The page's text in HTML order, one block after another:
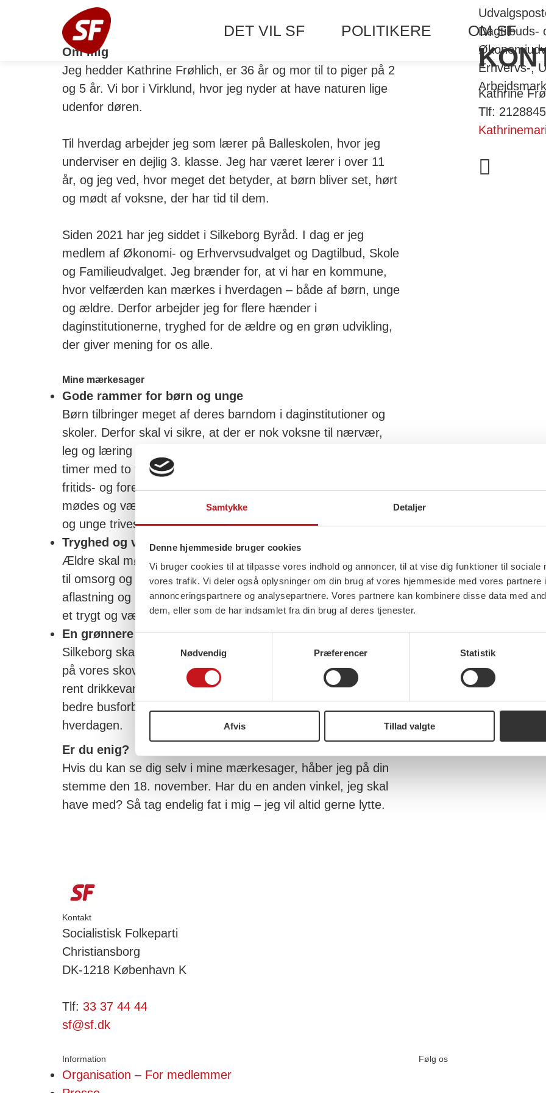
Samtykke Detaljer
Denne hjemmeside bruger cookies
Vi bruger cookies til at tilpasse vores indhold og annoncer, til at vise dig funktioner til sociale
vores trafik. Vi deler også oplysninger om din brug af vores hjemmeside med vores partnere
annonceringspartnere og analysepartnere. Vores partnere kan kombinere disse data med
dem, eller som de har indsamlet fra din brug af deres tjenester.
Nødvendig
Præferencer Statistik
Afvis Tillad valgte
DET VIL SF POLITIKERE OM SF
Dagtilbuds-
Erhvervs-,
Om mig
Jeg hedder Kathrine Frøhlich, er 36 år og mor til to piger på 2
og 5 år. Vi bor i Virklund, hvor jeg nyder at have naturen lige
udenfor døren.
Til hverdag arbejder jeg som lærer på Balleskolen, hvor jeg
underviser en dejlig 3. klasse. Jeg har været lærer i over 11
år, og jeg ved, hvor meget det betyder, at børn bliver set, hørt
og mødt af voksne, der har tid til dem.
Siden 2021 har jeg siddet i Silkeborg Byråd. I dag er jeg
medlem af Økonomi- og Erhvervsudvalget og Dagtilbud, Skole
og Familieudvalget. Jeg brænder for, at vi har en kommune,
hvor velfærden kan mærkes i hverdagen – både af børn, unge
og ældre. Derfor arbejder jeg for flere hænder i
daginstitutionerne, tryghed for de ældre og en grøn udvikling,
der giver mening for os alle.
Mine mærkesager
Gode rammer for børn og unge
Børn tilbringer meget af deres barndom i daginstitutioner og
skoler. Derfor skal vi sikre, at der er nok voksne til nærvær,
leg og læring – med reelle minimumsnormeringer og flere
timer med to voksne i undervisningen. Jeg vil også styrke
fritids- og foreningslivet og skabe flere steder, hvor unge kan
mødes og være sammen på deres egne præmisser. Når børn
og unge trives, vinder vi alle.
Tryghed og værdighed for de ældre
Ældre skal møde kendte ansigter og medarbejdere, der har tid
til omsorg og nærvær. Jeg ønsker flere muligheder for
aflastning og mere fokus på fællesskaber, så ældre kan leve
et trygt og værdigt liv – både hjemme og på plejehjem.
En grønnere fremtid
Silkeborg skal gå forrest i den grønne omstilling. Vi skal passe
på vores skove, søer og natur, skabe mere vild natur og sikre
rent drikkevand. Samtidig skal vi satse på grøn energi og
bedre busforbindelser, så det bliver lettere at vælge grønt i
hverdagen.
Er du enig?
Hvis du kan se dig selv i mine mærkesager, håber jeg på din
stemme den 18. november. Har du en anden vinkel, jeg skal
have med? Så tag endelig fat i mig – jeg vil altid gerne lytte.
Kathrine
Tlf:
Kontakt
Socialistisk Folkeparti
Christiansborg
DK-1218 København K
Tlf: 33 37 44 44
sf@sf.dk
Information
Organisation – For medlemmer
Følg os